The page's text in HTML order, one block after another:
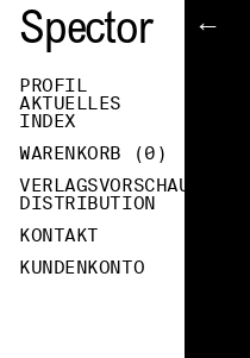
Spector
PROFIL
AKTUELLES
INDEX
WARENKORB (0 )
VERLAGSVORSCHAU
DISTRIBUTION
KONTAKT
KUNDENKONTO
←